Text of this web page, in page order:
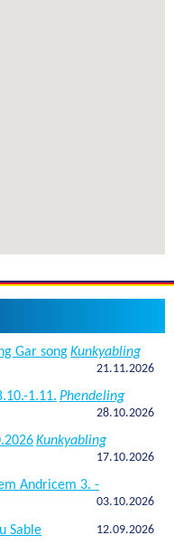
Gar songKunkyabling
21.11.2026
1.11. Phendeling
28.10.2026
Kunkyabling
17.10.2026
Andricem 3. -
03.10.2026
Sable 12.09.2026